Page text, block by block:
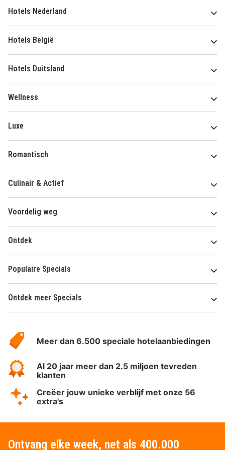
Hotels Nederland
Hotels België
Hotels Duitsland
Wellness
Luxe
Romantisch
Culinair & Actief
Voordelig weg
Ontdek
Populaire Specials
Ontdek meer Specials
HotelSpecials
Meer dan 6.500 speciale hotelaanbiedingen
Al 20 jaar meer dan 2.5 miljoen tevreden
klanten
Creëer jouw unieke verblijf met onze 56
extra's
Ontvang elke week, net als 400.000